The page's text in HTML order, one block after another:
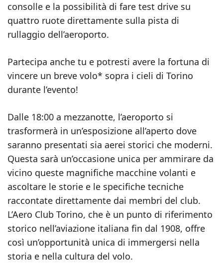
consolle e la possibilità di fare test drive su
quattro ruote direttamente sulla pista di
rullaggio dell’aeroporto.
Partecipa anche tu e potresti avere la fortuna di
vincere un breve volo* sopra i cieli di Torino
durante l’evento!
Dalle 18:00 a mezzanotte, l’aeroporto si
trasformerà in un’esposizione all’aperto dove
saranno presentati sia aerei storici che moderni.
Questa sarà un’occasione unica per ammirare da
vicino queste magnifiche macchine volanti e
ascoltare le storie e le specifiche tecniche
raccontate direttamente dai membri del club.
L’Aero Club Torino, che è un punto di riferimento
storico nell’aviazione italiana fin dal 1908, offre
così un’opportunità unica di immergersi nella
storia e nella cultura del volo.